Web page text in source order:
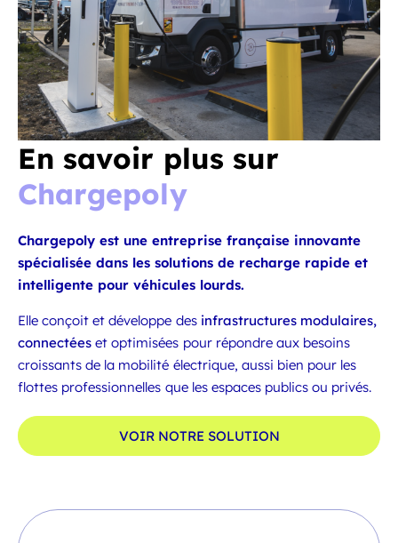
En savoir plus sur
Chargepoly
Chargepoly est une entreprise française innovante
spécialisée dans les solutions de recharge rapide et
intelligente pour véhicules lourds.
Elle conçoit et développe des infrastructures modulaires,
connectées et optimisées pour répondre aux besoins
croissants de la mobilité électrique, aussi bien pour les
flottes professionnelles que les espaces publics ou privés.
VOIR NOTRE SOLUTION